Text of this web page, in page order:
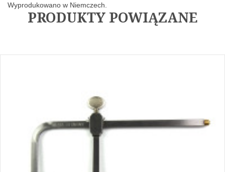
Wyprodukowano w Niemczech.
PRODUKTY POWIĄZANE